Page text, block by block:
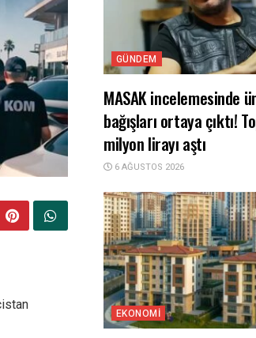
GÜNDEM
MASAK incelemesinde
bağışları ortaya çıktı!
milyon lirayı aştı
6 AĞUSTOS 2026
EKONOMI